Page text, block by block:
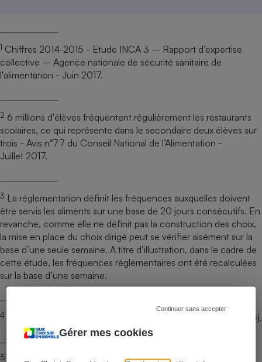
Gérer mes cookies
Continuer sans accepter
1 Chiffres 2014-2015 - Etude INCA 3 – Rapport d’expertise
collective – Agence nationale de sécurité sanitaire de
l'alimentation - Juin 2017.
2 6 millions d'élèves fréquentent régulièrement les restaurants
scolaires, ce qui représente dans le secondaire deux élèves sur
trois - Avis n°77 du Conseil National de l’Alimentation -
Juillet 2017.
3 La réglementation définit les fréquences auxquelles doivent
être servis les aliments sur une base de 20 jours consécutifs. En
revanche, comme elle ne définit pas la construction des choix,
la mise en place du choix dirigé peut se vérifier aisément sur la
base d’une seule semaine. A titre d’illustration, dans le cadre de
cette étude, les fréquences réglementaires ont été recalculées
sur la base d’une semaine.
4 Entrées contenant plus de 15 % de lipides (GEMRCN scolaire).
5
Desserts contenant plus de 15 % de lipides ou plus 20g de